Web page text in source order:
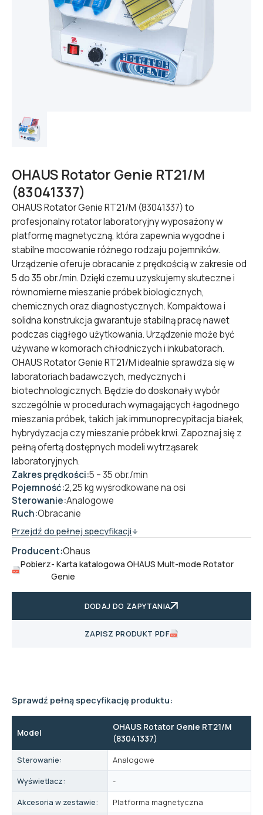
OHAUS Rotator Genie RT21/M
(83041337)
OHAUS Rotator Genie RT21/M (83041337) to
profesjonalny rotator laboratoryjny wyposażony w
platformę magnetyczną, która zapewnia wygodne i
stabilne mocowanie różnego rodzaju pojemników.
Urządzenie oferuje obracanie z prędkością w zakresie od
5 do 35 obr./min. Dzięki czemu uzyskujemy skuteczne i
równomierne mieszanie próbek biologicznych,
chemicznych oraz diagnostycznych. Kompaktowa i
solidna konstrukcja gwarantuje stabilną pracę nawet
podczas ciągłego użytkowania. Urządzenie może być
używane w komorach chłodniczych i inkubatorach.
OHAUS Rotator Genie RT21/M idealnie sprawdza się w
laboratoriach badawczych, medycznych i
biotechnologicznych. Będzie do doskonały wybór
szczególnie w procedurach wymagających łagodnego
mieszania próbek, takich jak immunoprecypitacja białek,
hybrydyzacja czy mieszanie próbek krwi. Zapoznaj się z
pełną ofertą dostępnych modeliwytrząsarek
laboratoryjnych.
Zakres prędkości:5 – 35 obr./min
Pojemność:2,25 kg wyśrodkowane na osi
Sterowanie:Analogowe
Ruch:Obracanie
Przejdź do pełnej specyfikacji
Producent:Ohaus
Pobierz- Karta katalogowa OHAUS Mult-mode Rotator
Genie
DODAJ DO ZAPYTANIA
ZAPISZ PRODUKT PDF
Sprawdź pełną specyfikację produktu:
Model
OHAUS Rotator Genie RT21/M
(83041337)
Sterowanie:
Analogowe
Wyświetlacz:
-
Akcesoria w zestawie:
Platforma magnetyczna